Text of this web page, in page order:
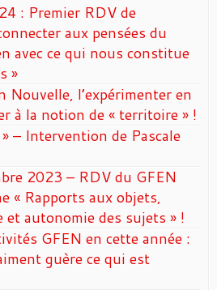
: Premier RDV de
aux pensées du
avec ce qui nous constitue
»
Nouvelle, l’expérimenter en
à la notion de « territoire » !
– Intervention de Pascale
2023 – RDV du GFEN
« Rapports aux objets,
autonomie des sujets » !
GFEN en cette année :
guère ce qui est